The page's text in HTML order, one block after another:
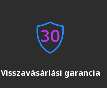
Visszavásárlási garancia